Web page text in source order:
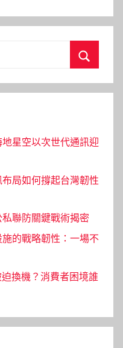
星空以次世代通訊迎
局如何撐起台灣韌性
聯防關鍵戰術揭密
的戰略韌性：一場不
換機？消費者困境誰